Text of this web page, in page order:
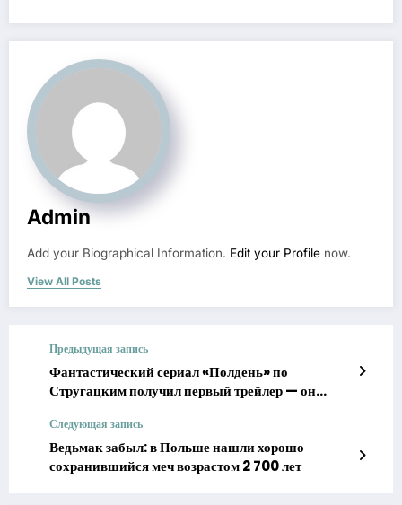
Admin
Add your Biographical Information. Edit your Profile now.
View All Posts
Предыдущая запись
Фантастический сериал «Полдень» по
Стругацким получил первый трейлер — он
Следующая запись
Ведьмак забыл: в Польше нашли хорошо
сохранившийся меч возрастом 2 700 лет